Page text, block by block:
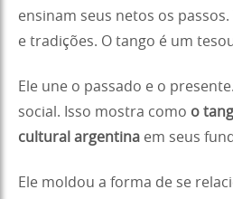
ensinam seus netos os
e tradições. O tango é um
Ele une o passado e o
social. Isso mostra como o
cultural argentina em seus
Ele moldou a forma de se